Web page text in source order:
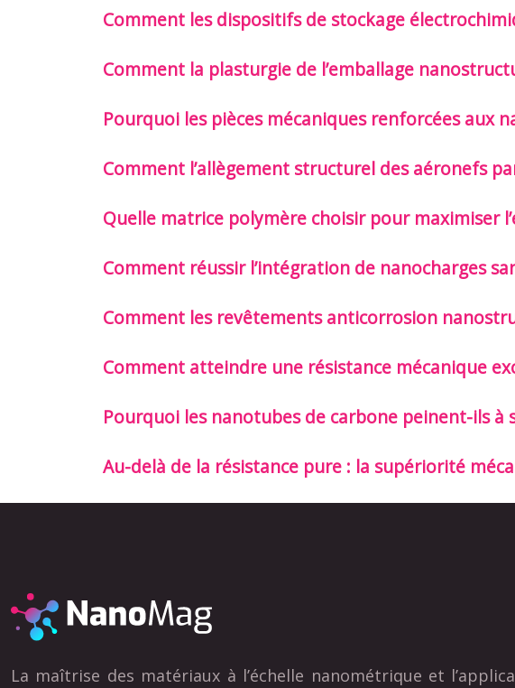
Comment les dispositifs de stockage
Comment la plasturgie de l’emballage
Pourquoi les pièces mécaniques renforcées aux
Comment l’allègement structurel des aéronefs
Quelle matrice polymère choisir pour maximiser
Comment réussir l’intégration de nanocharges
Comment les revêtements anticorrosion
Comment atteindre une résistance mécanique
Pourquoi les nanotubes de carbone peinent-ils
Au-delà de la résistance pure : la supériorité
La maîtrise des matériaux à l’échelle nanométrique et